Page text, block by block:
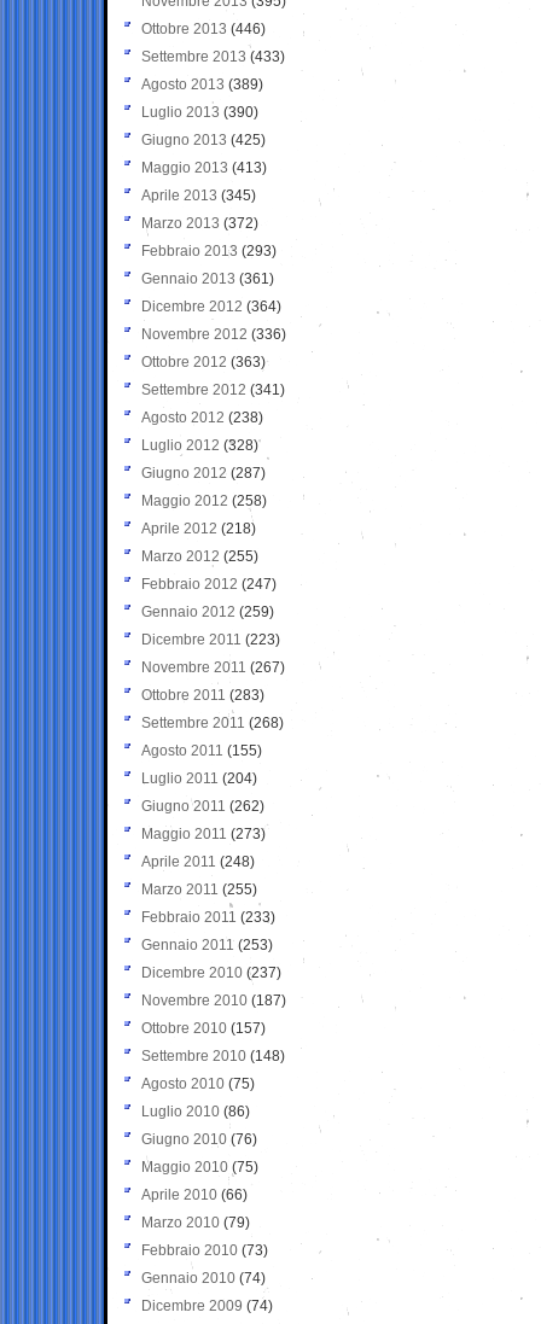
Ottobre 2013 (446)
Settembre 2013 (433)
Agosto 2013 (389)
Luglio 2013 (390)
Giugno 2013 (425)
Maggio 2013 (413)
Aprile 2013 (345)
Marzo 2013 (372)
Febbraio 2013 (293)
Gennaio 2013 (361)
Dicembre 2012 (364)
Novembre 2012 (336)
Ottobre 2012 (363)
Settembre 2012 (341)
Agosto 2012 (238)
Luglio 2012 (328)
Giugno 2012 (287)
Maggio 2012 (258)
Aprile 2012 (218)
Marzo 2012 (255)
Febbraio 2012 (247)
Gennaio 2012 (259)
Dicembre 2011 (223)
Novembre 2011 (267)
Ottobre 2011 (283)
Settembre 2011 (268)
Agosto 2011 (155)
Luglio 2011 (204)
Giugno 2011 (262)
Maggio 2011 (273)
Aprile 2011 (248)
Marzo 2011 (255)
Febbraio 2011 (233)
Gennaio 2011 (253)
Dicembre 2010 (237)
Novembre 2010 (187)
Ottobre 2010 (157)
Settembre 2010 (148)
Agosto 2010 (75)
Luglio 2010 (86)
Giugno 2010 (76)
Maggio 2010 (75)
Aprile 2010 (66)
Marzo 2010 (79)
Febbraio 2010 (73)
Gennaio 2010 (74)
Dicembre 2009 (74)